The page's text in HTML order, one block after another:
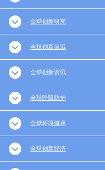
全球创新研究
全球创新前沿
全球创新资讯
全球呼吸防护
全球环境健康
全球创新经济